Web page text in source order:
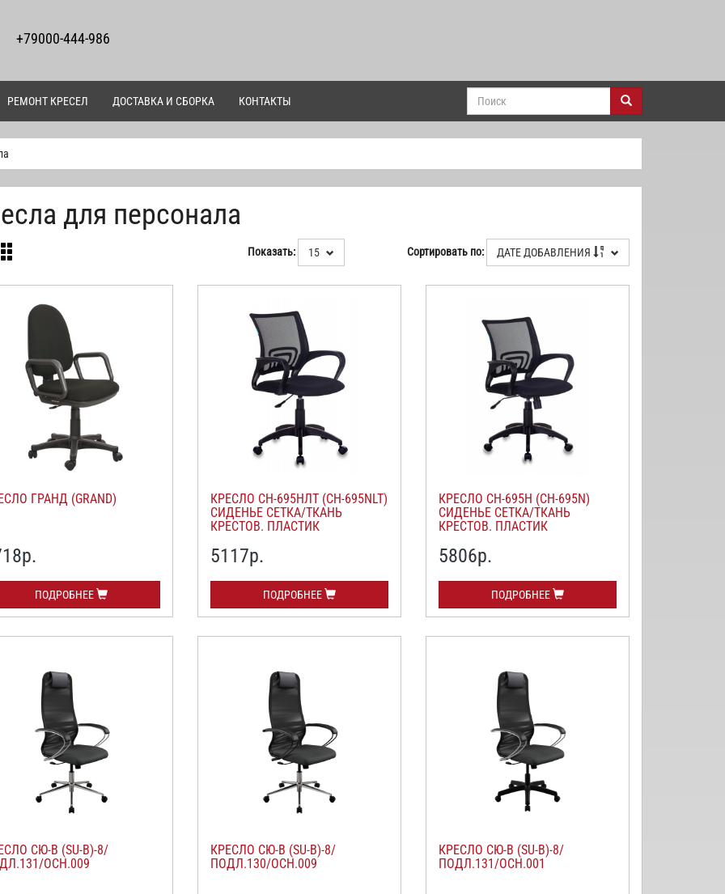
+79000-444-986
РЕМОНТ КРЕСЕЛ ДОСТАВКА И СБОРКА КОНТАКТЫ
для персонала
Показать: 15 Сортировать по: ДАТЕ ДОБАВЛЕНИЯ
ГРАНД (GRAND)
р.
ПОДРОБНЕЕ
КРЕСЛО СН-695НЛТ (CH-695NLT)
СИДЕНЬЕ СЕТКА/ТКАНЬ
КРЕСТОВ. ПЛАСТИК
5117р.
ПОДРОБНЕЕ
КРЕСЛО СН-695Н (CH-695N)
СИДЕНЬЕ СЕТКА/ТКАНЬ
КРЕСТОВ. ПЛАСТИК
5806р.
ПОДРОБНЕЕ
СЮ-В (SU-B)-8/
ОСН.009
КРЕСЛО СЮ-В (SU-B)-8/
ПОДЛ.130/ОСН.009
КРЕСЛО СЮ-В (SU-B)-8/
ПОДЛ.131/ОСН.001